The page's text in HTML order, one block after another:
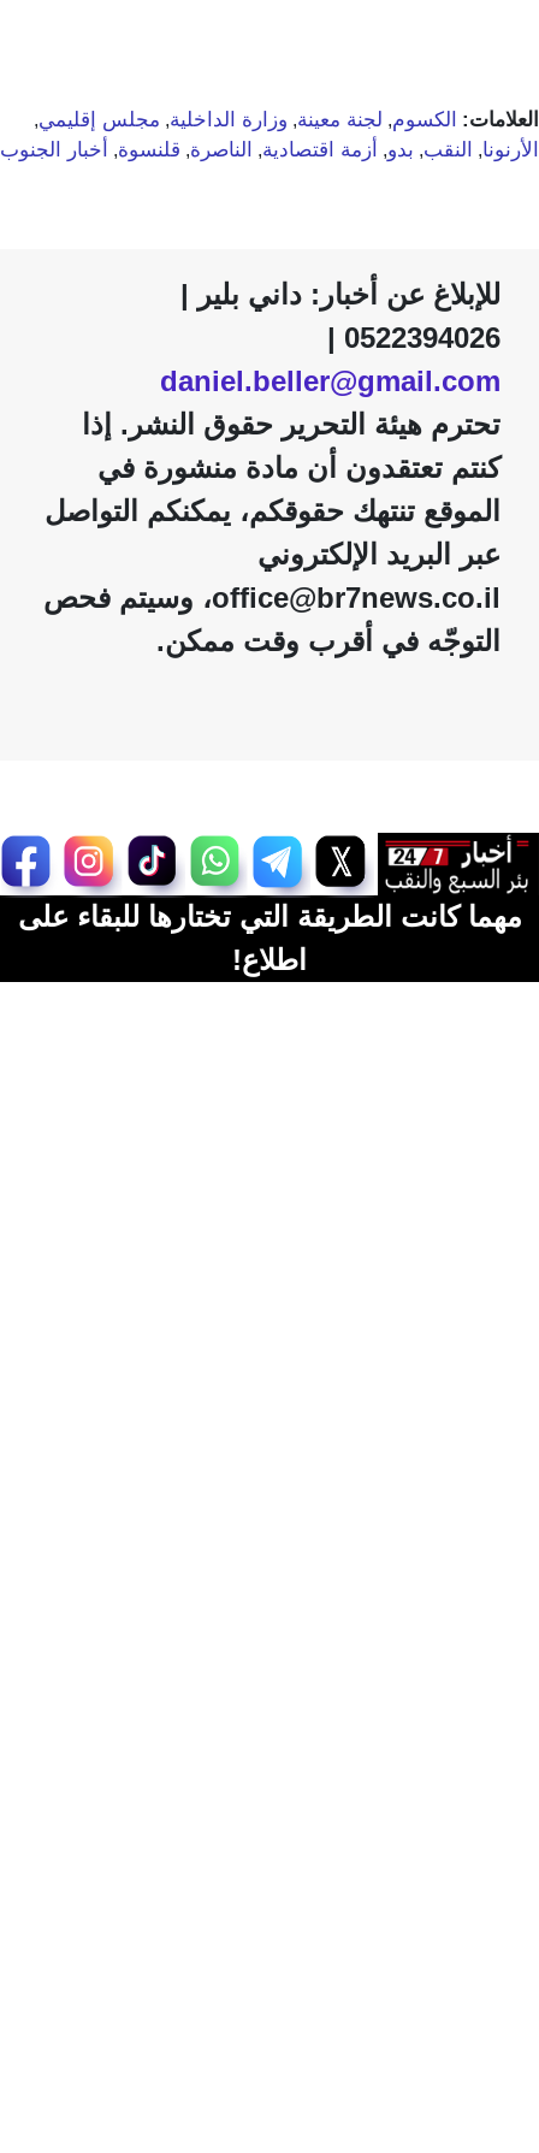
العلامات: الكسوم, لجنة معينة, وزارة الداخلية, مجلس إقليمي,
الأرنونا, النقب, بدو, أزمة اقتصادية, الناصرة, قلنسوة, أخبار الجنوب
للإبلاغ عن أخبار: داني بلير |
0522394026 |
daniel.beller@gmail.com
تحترم هيئة التحرير حقوق النشر. إذا
كنتم تعتقدون أن مادة منشورة في
الموقع تنتهك حقوقكم، يمكنكم التواصل
عبر البريد الإلكتروني
office@br7news.co.il، وسيتم فحص
التوجّه في أقرب وقت ممكن.
مهما كانت الطريقة التي تختارها للبقاء على
اطلاع!